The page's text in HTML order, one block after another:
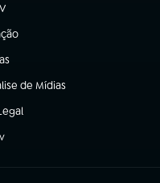
aba)
aba)
aba)
de Mídias
aba)
aba)